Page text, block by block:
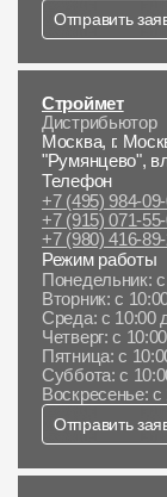
Отправить
Строймет
Дистрибьютор
Москва, г.
"Румянцево",
Телефон
+7 (495) 984-
+7 (915) 071-
+7 (980) 416-
Режим работы
Понедельник:
Вторник: с
Среда: с 10:00
Четверг: с
Пятница: с
Суббота: с
Воскресенье:
Отправить